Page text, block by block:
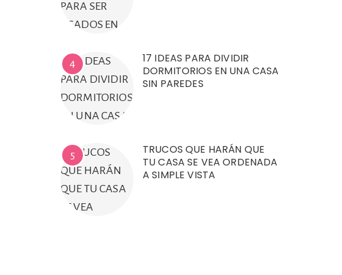
4
17 IDEAS PARA DIVIDIR
DORMITORIOS EN UNA CASA
SIN PAREDES
5
TRUCOS QUE HARÁN QUE
TU CASA SE VEA ORDENADA
A SIMPLE VISTA